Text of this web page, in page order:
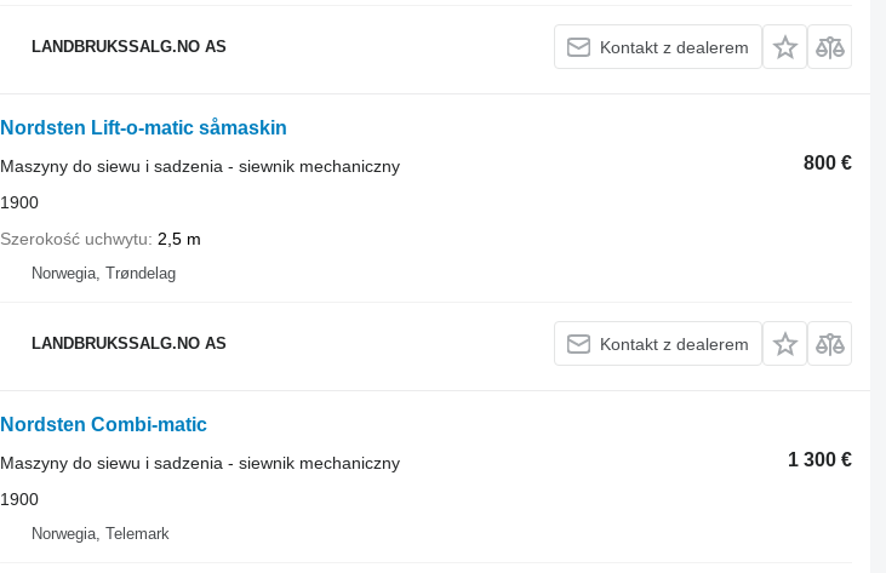
LANDBRUKSSALG.NO AS Kontakt z dealerem
Nordsten Lift-o-matic såmaskin
800 €
Maszyny do siewu i sadzenia - siewnik mechaniczny
1900
Szerokość uchwytu
2,5 m
Norwegia, Trøndelag
LANDBRUKSSALG.NO AS Kontakt z dealerem
Nordsten Combi-matic
1 300 €
Maszyny do siewu i sadzenia - siewnik mechaniczny
1900
Norwegia, Telemark